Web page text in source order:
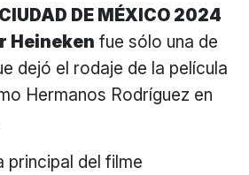
DE MÉXICO 2024
Heineken fue sólo una de
dejó el rodaje de la película
Hermanos Rodríguez en
principal del filme